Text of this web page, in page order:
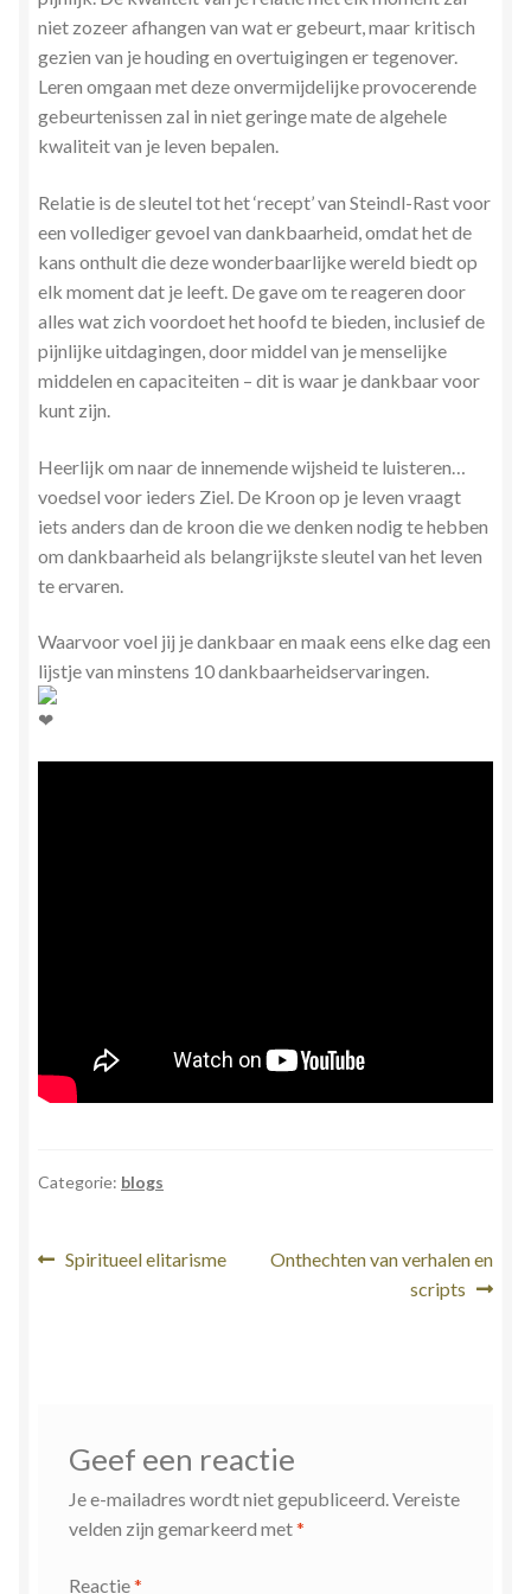
niet zozeer afhangen van wat er gebeurt, maar kritisch
gezien van je houding en overtuigingen er tegenover.
Leren omgaan met deze onvermijdelijke provocerende
gebeurtenissen zal in niet geringe mate de algehele
kwaliteit van je leven bepalen.
Relatie is de sleutel tot het ‘recept’ van Steindl-Rast voor
een vollediger gevoel van dankbaarheid, omdat het de
kans onthult die deze wonderbaarlijke wereld biedt op
elk moment dat je leeft. De gave om te reageren door
alles wat zich voordoet het hoofd te bieden, inclusief de
pijnlijke uitdagingen, door middel van je menselijke
middelen en capaciteiten – dit is waar je dankbaar voor
kunt zijn.
Heerlijk om naar de innemende wijsheid te luisteren…
voedsel voor ieders Ziel. De Kroon op je leven vraagt
iets anders dan de kroon die we denken nodig te hebben
om dankbaarheid als belangrijkste sleutel van het leven
te ervaren.
Waarvoor voel jij je dankbaar en maak eens elke dag een
lijstje van minstens 10 dankbaarheidservaringen.
Categorie: blogs
Bericht
Vorig
Spiritueel elitarisme
Volgend
Onthechten van verhalen en
scripts
Geef een reactie
Je e-mailadres wordt niet gepubliceerd.Vereiste
velden zijn gemarkeerd met*
Reactie*